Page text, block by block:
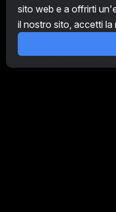
sito web e a offrirti
il nostro sito, accetti la
Programma
Condizioni d'uso